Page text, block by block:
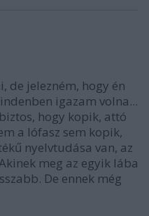
de jelezném, hogy én
igazam volna...
hogy kopik, attó
a lófasz sem kopik,
nyelvtudása van, az
meg az egyik lába
De ennek még